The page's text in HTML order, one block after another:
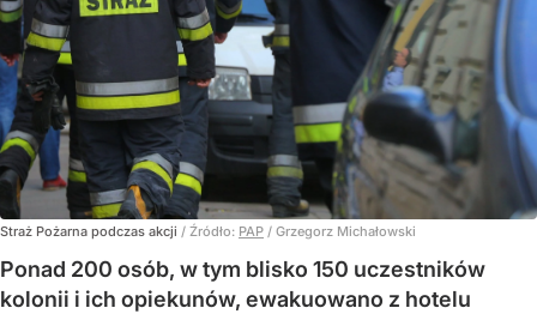
Straż Pożarna podczas akcji / Źródło: PAP / Grzegorz Michałowski
Ponad 200 osób, w tym blisko 150 uczestników
kolonii i ich opiekunów, ewakuowano z hotelu